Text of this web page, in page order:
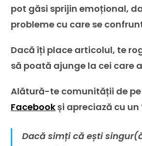
pot găsi sprijin emoțional,
probleme cu care se
Dacă îți place articolul, te
să poată ajunge la cei care
Alătură-te comunității de pe
Facebookși apreciază cu un
Dacă simți că ești